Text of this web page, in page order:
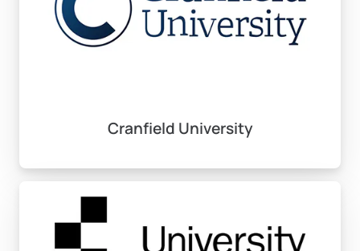
İngiltere’de lisans eğitimi almak için bazı genel başvuru
3.0 ile 4.0 arasında bir not ortalaması bekler. Bunun
İngilizce dil yeterliliğinizi göstermek için IELTS (6.0 –
7.5) veya TOEFL (80-107) belgeleri talep edilmektedir.
Cranfield University